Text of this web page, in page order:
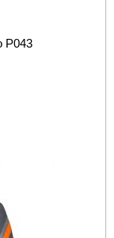
P043